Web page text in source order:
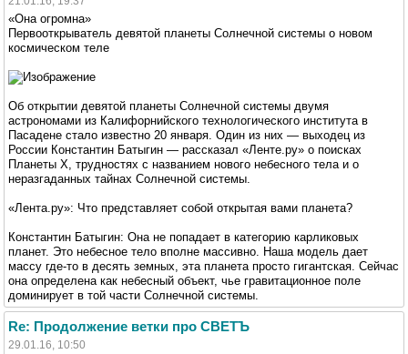
«Она огромна»
Первооткрыватель девятой планеты Солнечной системы о новом
космическом теле
Об открытии девятой планеты Солнечной системы двумя
астрономами из Калифорнийского технологического института в
Пасадене стало известно 20 января. Один из них — выходец из
России Константин Батыгин — рассказал «Ленте.ру» о поисках
Планеты X, трудностях с названием нового небесного тела и о
неразгаданных тайнах Солнечной системы.
«Лента.ру»: Что представляет собой открытая вами планета?
Константин Батыгин: Она не попадает в категорию карликовых
планет. Это небесное тело вполне массивно. Наша модель дает
массу где-то в десять земных, эта планета просто гигантская. Сейчас
она определена как небесный объект, чье гравитационное поле
доминирует в той части Солнечной системы.
Re: Продолжение ветки про СВЕТЪ
29.01.16, 10:50